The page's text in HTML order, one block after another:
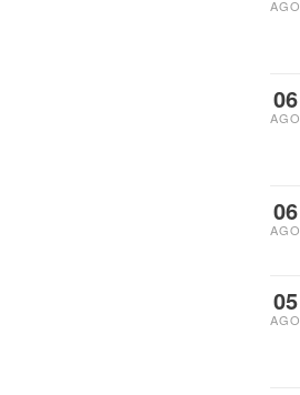
AGO
06
AGO
06
AGO
05
AGO